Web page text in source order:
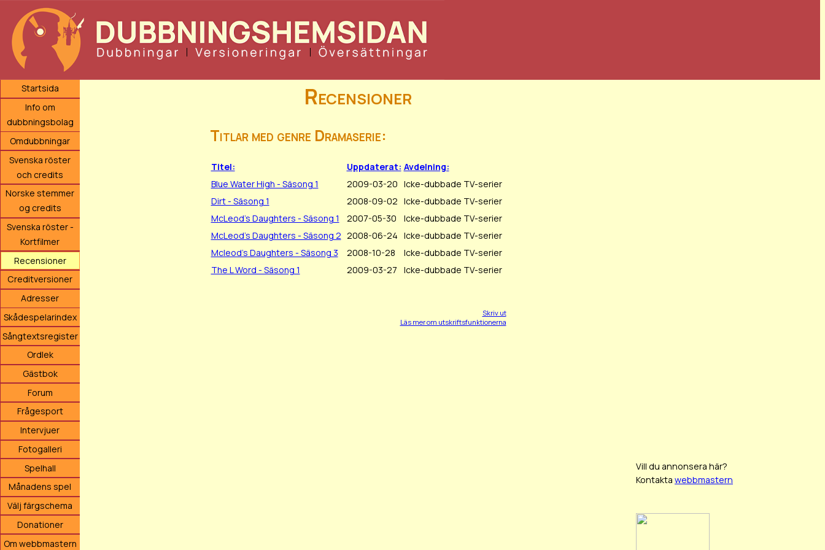
Startsida
Info om
dubbningsbolag
Omdubbningar
Svenska röster
och credits
Norske stemmer
og credits
Svenska röster -
Kortfilmer
Recensioner
Creditversioner
Adresser
Skådespelarindex
Sångtextsregister
Ordlek
Gästbok
Forum
Frågesport
Intervjuer
Fotogalleri
Spelhall
Månadens spel
Välj färgschema
Donationer
Om webbmastern
Recensioner
Titlar med genre Dramaserie:
Titel: Uppdaterat: Avdelning:
Blue Water High - Säsong 1
2009-03-20 Icke-dubbade TV-serier
Dirt - Säsong 1
2008-09-02 Icke-dubbade TV-serier
McLeod's Daughters - Säsong 1
2007-05-30
Icke-dubbade TV-serier
McLeod's Daughters - Säsong 2 2008-06-24 Icke-dubbade TV-serier
Mcleod's Daughters - Säsong 3
2008-10-28
Icke-dubbade TV-serier
The L Word - Säsong 1
2009-03-27 Icke-dubbade TV-serier
Skriv ut
Läs mer om utskriftsfunktionerna
Vill du annonsera här?
Kontakta webbmastern